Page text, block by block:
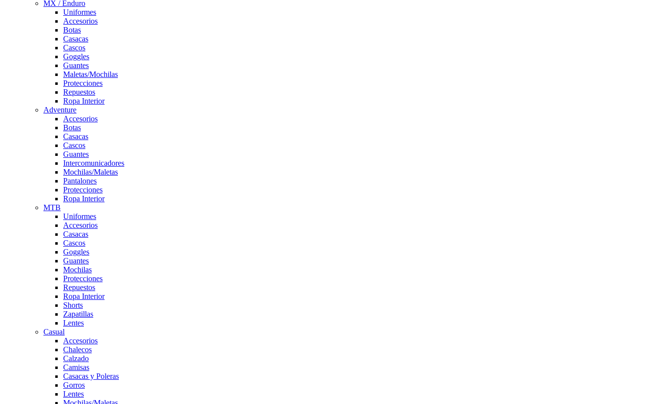
MX / Enduro
Uniformes
Accesorios
Botas
Casacas
Cascos
Goggles
Guantes
Maletas/Mochilas
Protecciones
Repuestos
Ropa Interior
Adventure
Accesorios
Botas
Casacas
Cascos
Guantes
Intercomunicadores
Mochilas/Maletas
Pantalones
Protecciones
Ropa Interior
MTB
Uniformes
Accesorios
Casacas
Cascos
Goggles
Guantes
Mochilas
Protecciones
Repuestos
Ropa Interior
Shorts
Zapatillas
Lentes
Casual
Accesorios
Chalecos
Calzado
Camisas
Casacas y Poleras
Gorros
Lentes